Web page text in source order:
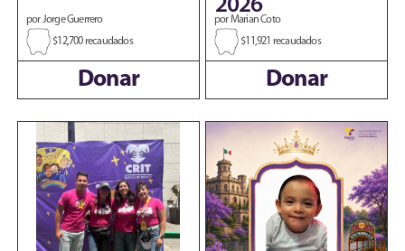
por Jorge Guerrero
$12,700 recaudados
Donar
2026
por Marian Coto
$11,921 recaudados
Donar